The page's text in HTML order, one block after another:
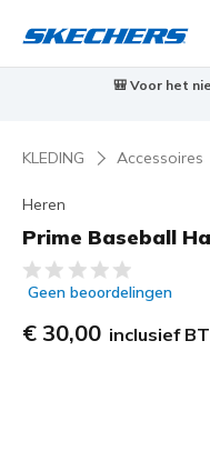
🎒 Voor het
KLEDING Accessoires
Heren
Prime Baseball
5 van de 5
Geen beoordelingen
€ 30,00 inclusief